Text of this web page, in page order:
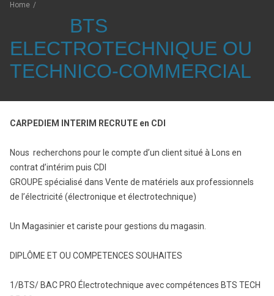
Home /
BTS
ELECTROTECHNIQUE OU
TECHNICO-COMMERCIAL
CARPEDIEM INTERIM RECRUTE en CDI
Nous recherchons pour le compte d’un client situé à Lons en
contrat d’intérim puis CDI
GROUPE spécialisé dans Vente de matériels aux professionnels
de l’électricité (électronique et électrotechnique)
Un Magasinier et cariste pour gestions du magasin.
DIPLÔME ET OU COMPETENCES SOUHAITES
1/BTS/ BAC PRO Électrotechnique avec compétences BTS TECH